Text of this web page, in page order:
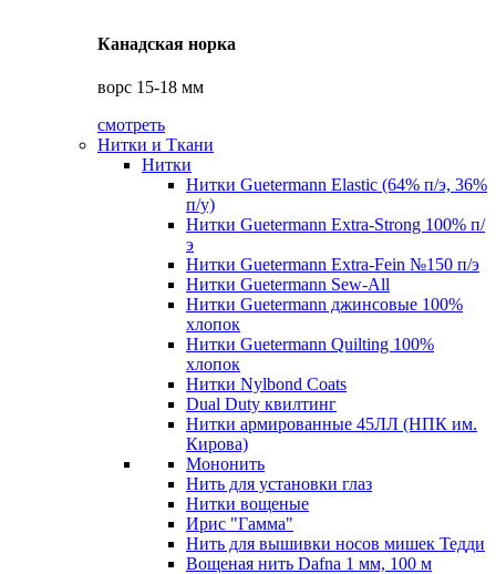
Канадская норка
ворс 15-18 мм
смотреть
Нитки и Ткани
Нитки
Нитки Guetermann Elastic (64% п/э, 36%
п/у)
Нитки Guetermann Extra-Strong 100% п/
э
Нитки Guetermann Extra-Fein №150 п/э
Нитки Guetermann Sew-All
Нитки Guetermann джинсовые 100%
хлопок
Нитки Guetermann Quilting 100%
хлопок
Нитки Nylbond Coats
Dual Duty квилтинг
Нитки армированные 45ЛЛ (НПК им.
Кирова)
Мононить
Нить для установки глаз
Нитки вощеные
Ирис "Гамма"
Нить для вышивки носов мишек Тедди
Вощеная нить Dafna 1 мм, 100 м